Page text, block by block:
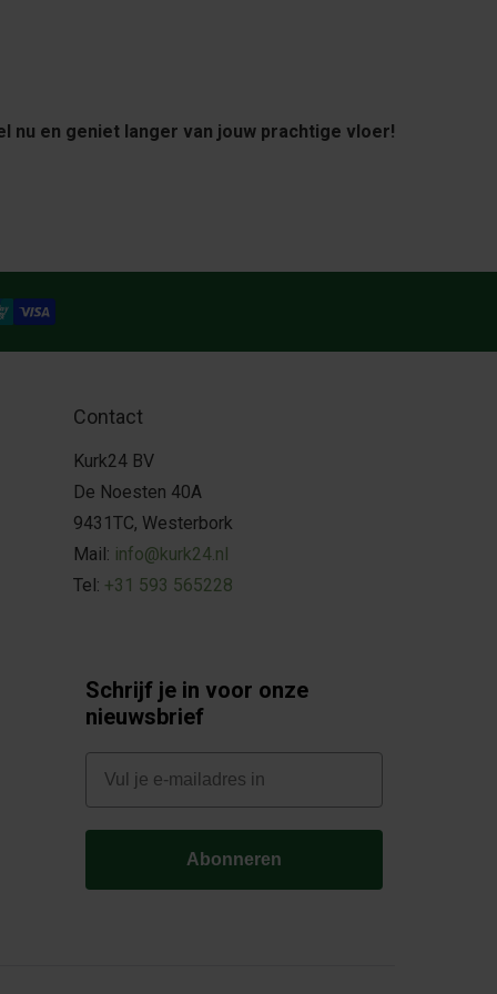
nu en geniet langer van jouw prachtige vloer!
Contact
Kurk24 BV
De Noesten 40A
9431TC, Westerbork
Mail: info@kurk24.nl
Tel: +31 593 565228
Schrijf je in voor onze
nieuwsbrief
E-mail
Abonneren